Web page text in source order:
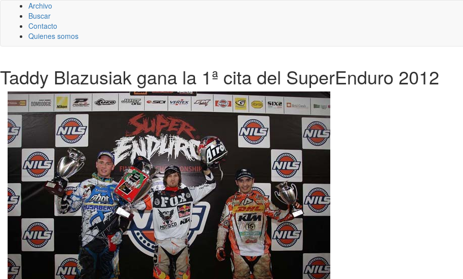
Archivo
Buscar
Contacto
Quienes somos
Taddy Blazusiak gana la 1ª cita del SuperEnduro 2012